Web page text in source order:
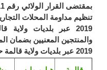
تنظيم مداومة المحلات
2019 عبر بلديات ولاية
والمنتجين المعنيين بضمان
2019 عبر بلديات ولاية قالمة حسب الجداول التالية: